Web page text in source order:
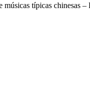
músicas típicas chinesas –